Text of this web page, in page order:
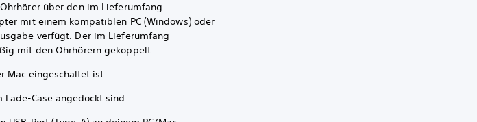
über den im Lieferumfang
mit einem kompatiblen PC (Windows) oder
verfügt. Der im Lieferumfang
mit den Ohrhörern gekoppelt.
Mac eingeschaltet ist.
Case angedockt sind.